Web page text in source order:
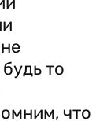
то
что